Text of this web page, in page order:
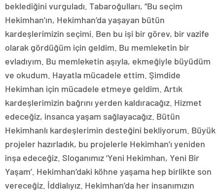
beklediğini vurguladı. Tabaroğulları, “Bu seçim
Hekimhan’ın, Hekimhan’da yaşayan bütün
kardeşlerimizin seçimi. Ben bu işi bir görev, bir vazife
olarak gördüğüm için geldim. Bu memleketin bir
evladıyım. Bu memleketin aşıyla, ekmeğiyle büyüdüm
ve okudum. Hayatla mücadele ettim. Şimdide
Hekimhan için mücadele etmeye geldim. Artık
kardeşlerimizin bağrını yerden kaldıracağız. Hizmet
edeceğiz, insanca yaşam sağlayacağız. Bütün
Hekimhanlı kardeşlerimin desteğini bekliyorum. Büyük
projeler hazırladık, bu projelerle Hekimhan’ı yeniden
inşa edeceğiz. Sloganımız ‘Yeni Hekimhan, Yeni Bir
Yaşam’. Hekimhan’daki köhne yaşama hep birlikte son
vereceğiz. İddialıyız. Hekimhan’da her insanımızın